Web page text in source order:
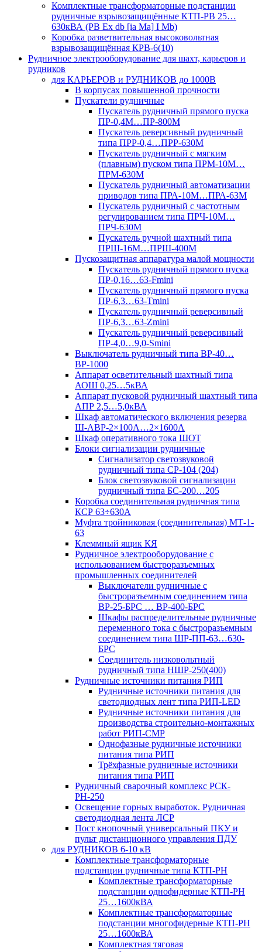
Комплектные трансформаторные подстанции
рудничные взрывозащищённые КТП-РВ 25…
630кВА (РВ Ex db [ia Ma] I Mb)
Коробка разветвительная высоковольтная
взрывозащищённая КРВ-6(10)
Рудничное электрооборудование для шахт, карьеров и
рудников
для КАРЬЕРОВ и РУДНИКОВ до 1000В
В корпусах повышенной прочности
Пускатели рудничные
Пускатель рудничный прямого пуска
ПР-0,4М…ПР-800М
Пускатель реверсивный рудничный
типа ПРР-0,4…ПРР-630М
Пускатель рудничный с мягким
(плавным) пуском типа ПРМ-10М…
ПРМ-630М
Пускатель рудничный автоматизации
приводов типа ПРА-10М…ПРА-63М
Пускатель рудничный с частотным
регулированием типа ПРЧ-10М…
ПРЧ-630М
Пускатель ручной шахтный типа
ПРШ-16М…ПРШ-400М
Пускозащитная аппаратура малой мощности
Пускатель рудничный прямого пуска
ПР-0,16…63-Fmini
Пускатель рудничный прямого пуска
ПР-6,3…63-Tmini
Пускатель рудничный реверсивный
ПР-6,3…63-Zmini
Пускатель рудничный реверсивный
ПР-4,0…9,0-Smini
Выключатель рудничный типа ВР-40…
ВР-1000
Аппарат осветительный шахтный типа
АОШ 0,25…5кВА
Аппарат пусковой рудничный шахтный типа
АПР 2,5…5,0кВА
Шкаф автоматического включения резерва
Ш-АВР-2×100А…2×1600А
Шкаф оперативного тока ШОТ
Блоки сигнализации рудничные
Сигнализатор светозвуковой
рудничный типа СР-104 (204)
Блок светозвуковой сигнализации
рудничный типа БС-200…205
Коробка соединительная рудничная типа
КСР 63÷630А
Муфта тройниковая (соединительная) МТ-1-
63
Клеммный ящик КЯ
Рудничное электрооборудование с
использованием быстроразъемных
промышленных соединителей
Выключатели рудничные с
быстроразъемным соединением типа
ВР-25-БРС … ВР-400-БРС
Шкафы распределительные рудничные
переменного тока с быстроразъемным
соединением типа ШР-ПП-63…630-
БРС
Соединитель низковольтный
рудничный типа НШР-250(400)
Рудничные источники питания РИП
Рудничные источники питания для
светодиодных лент типа РИП-LED
Рудничные источники питания для
производства строительно-монтажных
работ РИП-СМР
Однофазные рудничные источники
питания типа РИП
Трёхфазные рудничные источники
питания типа РИП
Рудничный сварочный комплекс РСК-
РН-250
Освещение горных выработок. Рудничная
светодиодная лента ЛСР
Пост кнопочный универсальный ПКУ и
пульт дистанционного управления ПДУ
для РУДНИКОВ 6-10 кВ
Комплектные трансформаторные
подстанции рудничные типа КТП-РН
Комплектные трансформаторные
подстанции однофидерные КТП-РН
25…1600кВА
Комплектные трансформаторные
подстанции многофидерные КТП-РН
25…1600кВА
Комплектная тяговая